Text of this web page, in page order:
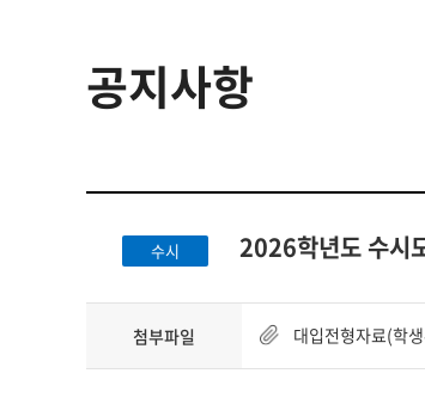
HOME
공지사항
수시 2026학년도 수시
첨부파일 대입전형자료(학